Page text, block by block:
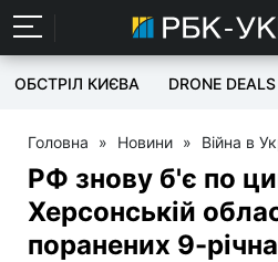
ОБСТРІЛ КИЄВА DRONE DEALS
Головна » Новини » Війна в
РФ знову б'є по
Херсонській
поранених 9-